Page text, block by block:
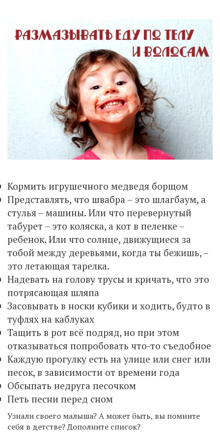
Кормить игрушечного медведя борщом
Представлять, что швабра – это шлагбаум, а
стулья – машины. Или что перевернутый
табурет – это коляска, а кот в пеленке –
ребенок. Или что солнце, движущиеся за
тобой между деревьями, когда ты бежишь, –
это летающая тарелка.
Надевать на голову трусы и кричать, что это
потрясающая шляпа
Засовывать в носки кубики и ходить, будто в
туфлях на каблуках
Тащить в рот всё подряд, но при этом
отказываться попробовать что-то съедобное
Каждую прогулку есть на улице или снег или
песок, в зависимости от времени года
Обсыпать недруга песочком
Петь песни перед сном
Узнали своего малыша? А может быть, вы помните
себя в детстве? Дополните список?